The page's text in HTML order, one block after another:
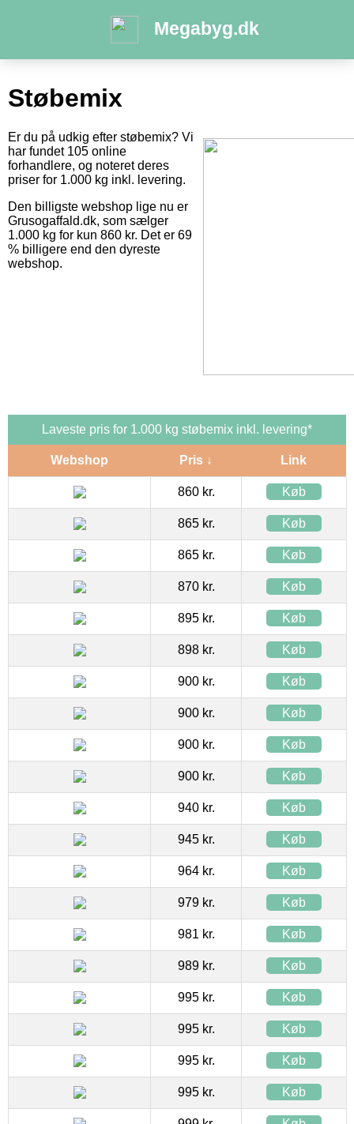
Megabyg.dk
Støbemix
Er du på udkig efter støbemix? Vi
har fundet 105 online
forhandlere, og noteret deres
priser for 1.000 kg inkl. levering.
Den billigste webshop lige nu er
Grusogaffald.dk, som sælger
1.000 kg for kun 860 kr. Det er 69
% billigere end den dyreste
webshop.
Laveste pris for 1.000 kg støbemix inkl. levering*
Webshop Pris ↓ Link
860 kr. Køb
865 kr. Køb
865 kr. Køb
870 kr. Køb
895 kr. Køb
898 kr. Køb
900 kr. Køb
900 kr. Køb
900 kr. Køb
900 kr. Køb
940 kr. Køb
945 kr. Køb
964 kr. Køb
979 kr. Køb
981 kr. Køb
989 kr. Køb
995 kr. Køb
995 kr. Køb
995 kr. Køb
995 kr. Køb